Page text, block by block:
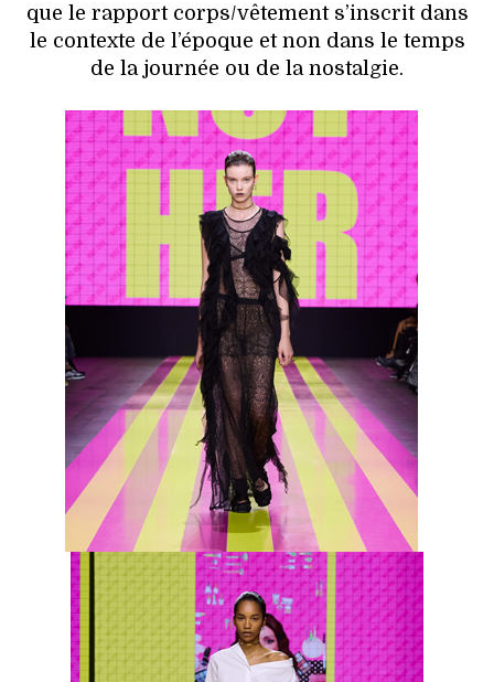
que le rapport corps/vêtement s’inscrit dans
le contexte de l’époque et non dans le temps
de la journée ou de la nostalgie.